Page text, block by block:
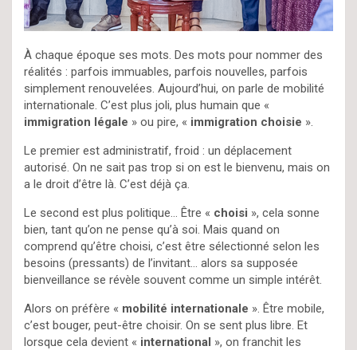
À chaque époque ses mots. Des mots pour nommer des
réalités : parfois immuables, parfois nouvelles, parfois
simplement renouvelées. Aujourd’hui, on parle de mobilité
internationale. C’est plus joli, plus humain que «
immigration légale » ou pire, « immigration choisie ».
Le premier est administratif, froid : un déplacement
autorisé. On ne sait pas trop si on est le bienvenu, mais on
a le droit d’être là. C’est déjà ça.
Le second est plus politique… Être « choisi », cela sonne
bien, tant qu’on ne pense qu’à soi. Mais quand on
comprend qu’être choisi, c’est être sélectionné selon les
besoins (pressants) de l’invitant… alors sa supposée
bienveillance se révèle souvent comme un simple intérêt.
Alors on préfère « mobilité internationale ». Être mobile,
c’est bouger, peut-être choisir. On se sent plus libre. Et
lorsque cela devient « international », on franchit les